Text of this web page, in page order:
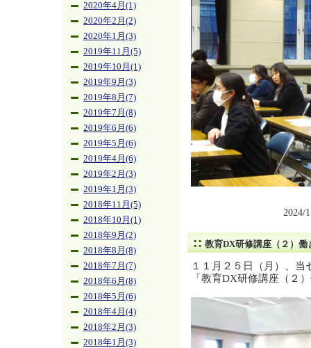
2020年4月(1)
2020年2月(2)
2020年1月(3)
2019年11月(5)
2019年10月(1)
2019年9月(3)
2019年8月(7)
2019年7月(8)
2019年6月(6)
2019年5月(6)
2019年4月(6)
2019年2月(3)
2019年1月(3)
2018年11月(5)
2018年10月(1)
2018年9月(2)
2018年8月(8)
2018年7月(7)
2018年6月(8)
2018年5月(6)
2018年4月(4)
2018年2月(3)
2018年1月(3)
2024/
教育DX研修講座（２）働
１１月２５日（月）、
「教育DX研修講座（２